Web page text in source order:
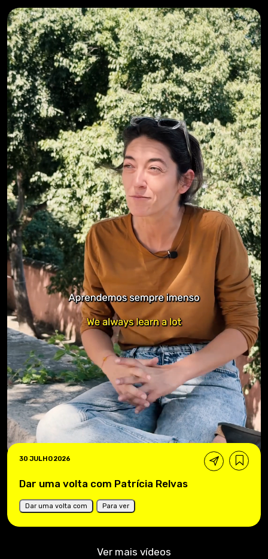
30 JULHO 2026
Dar uma volta com Patrícia Relvas
Dar uma volta com Para ver
Ver mais vídeos